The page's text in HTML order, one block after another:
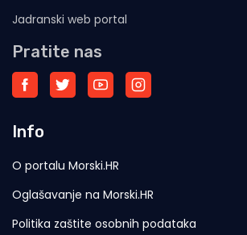
Jadranski web portal
Pratite nas
Info
O portalu Morski.HR
Oglašavanje na Morski.HR
Politika zaštite osobnih podataka